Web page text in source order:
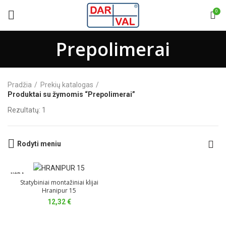
0
Prepolimerai
Pradžia
Prekių katalogas
Produktai su žymomis “Prepolimerai”
Rezultatų: 1
Rodyti meniu
NĖRA
Statybiniai montažiniai klijai
Hranipur 15
12,32€